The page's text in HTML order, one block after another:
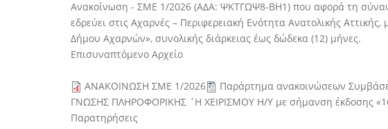
Ανακοίνωση - ΣΜΕ 1/2026 (ΑΔΑ: ΨΚΤΓΩΨ8-ΒΗ1) που αφορά τη
εδρεύει στις Αχαρνές – Περιφερειακή Ενότητα Ανατολικής
Δήμου Αχαρνών», συνολικής διάρκειας έως δώδεκα (12) μήνες.
Επισυναπτόμενο Αρχείο
ΑΝΑΚΟΙΝΩΣΗ ΣΜΕ 1/2026 Παράρτημα ανακοινώσεων
ΓΝΩΣΗΣ ΠΛΗΡΟΦΟΡΙΚΗΣ ΄Η ΧΕΙΡΙΣΜΟΥ Η/Υ με σήμανση έκδοσης
Παρατηρήσεις